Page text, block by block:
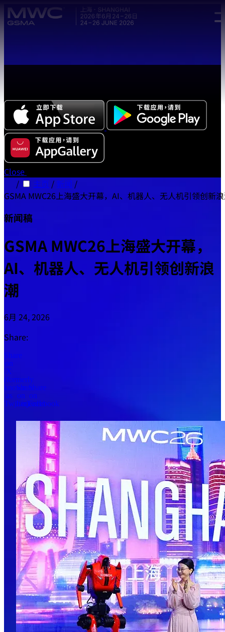
Skip to main content.
Close
/
主页 / 新闻 /
GSMA MWC26上海盛大开幕，AI、机器人、无人机引领创新
新闻稿
GSMA MWC26上海盛大开幕，
AI、机器人、无人机引领创新浪
潮
6月 24, 2026
Share:
Share
on
X
(formerly
known
as
Twitter)
Share
on
LinkedIn
Share
on
Facebook